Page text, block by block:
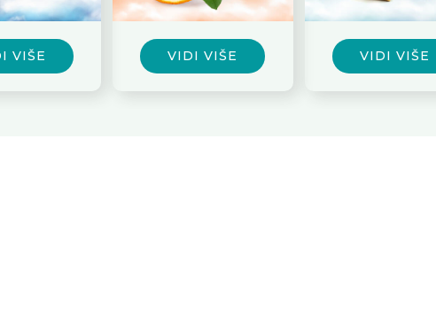
VIDI VIŠE VIDI VIŠE